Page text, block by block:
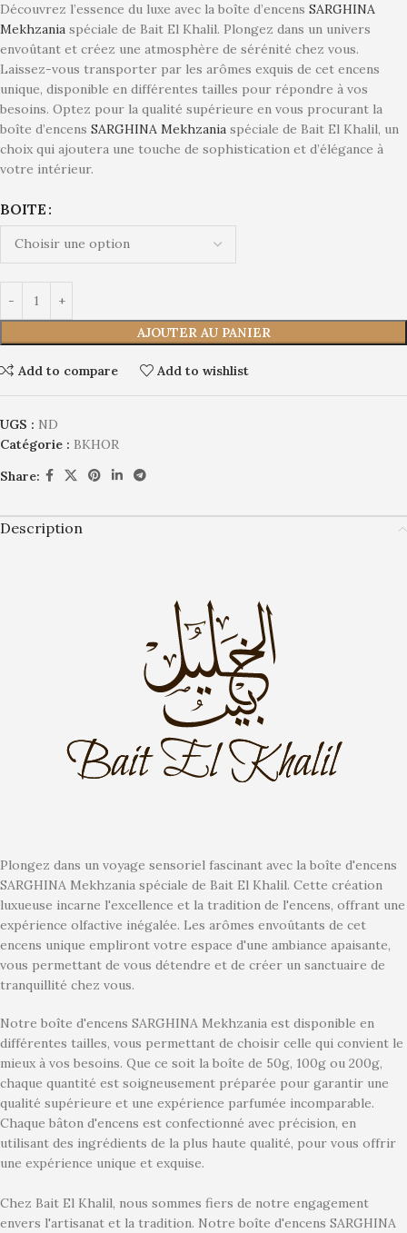
Découvrez l’essence du luxe avec la boîte d’encens SARGHINA
Mekhzania spéciale de Bait El Khalil. Plongez dans un univers
envoûtant et créez une atmosphère de sérénité chez vous.
Laissez-vous transporter par les arômes exquis de cet encens
unique, disponible en différentes tailles pour répondre à vos
besoins. Optez pour la qualité supérieure en vous procurant la
boîte d’encens SARGHINA Mekhzania spéciale de Bait El Khalil, un
choix qui ajoutera une touche de sophistication et d’élégance à
votre intérieur.
BOITE
AJOUTER AU PANIER
Add to compare Add to wishlist
UGS : ND
Catégorie : BKHOR
Share:
Description
Plongez dans un voyage sensoriel fascinant avec la boîte d'encens
SARGHINA Mekhzania spéciale de Bait El Khalil. Cette création
luxueuse incarne l'excellence et la tradition de l'encens, offrant une
expérience olfactive inégalée. Les arômes envoûtants de cet
encens unique empliront votre espace d'une ambiance apaisante,
vous permettant de vous détendre et de créer un sanctuaire de
tranquillité chez vous.
Notre boîte d'encens SARGHINA Mekhzania est disponible en
différentes tailles, vous permettant de choisir celle qui convient le
mieux à vos besoins. Que ce soit la boîte de 50g, 100g ou 200g,
chaque quantité est soigneusement préparée pour garantir une
qualité supérieure et une expérience parfumée incomparable.
Chaque bâton d'encens est confectionné avec précision, en
utilisant des ingrédients de la plus haute qualité, pour vous offrir
une expérience unique et exquise.
Chez Bait El Khalil, nous sommes fiers de notre engagement
envers l'artisanat et la tradition. Notre boîte d'encens SARGHINA